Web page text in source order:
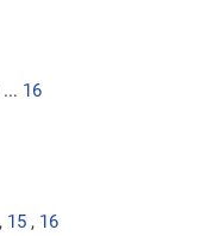
16
, 15 , 16